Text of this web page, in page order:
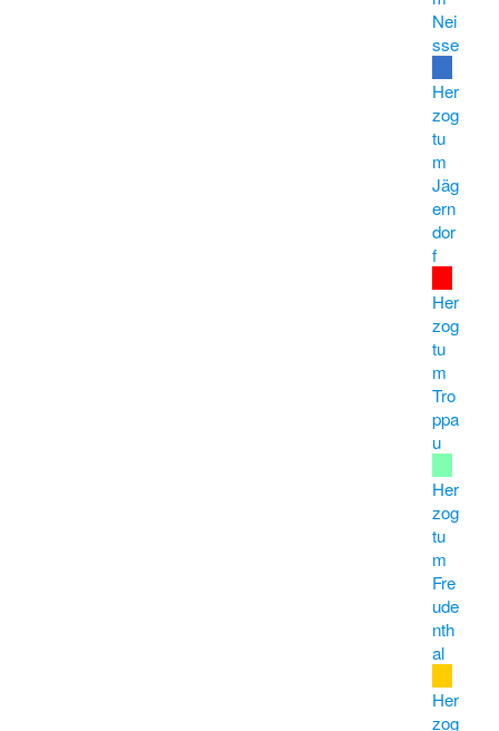
Nei
sse
Her
zog
tu
m
Jäg
ern
dor
f
Her
zog
tu
m
Tro
ppa
u
Her
zog
tu
m
Fre
ude
nth
al
Her
zog